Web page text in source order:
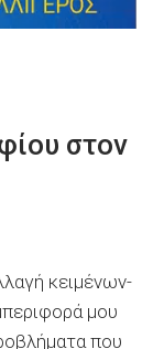
στον
κειμένων-
μου
που